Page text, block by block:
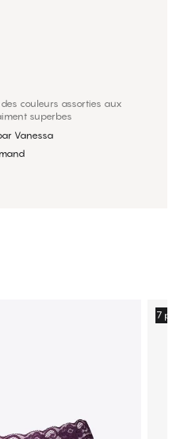
couleurs assorties aux
superbes
Vanessa
7